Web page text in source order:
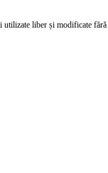
utilizate liber și modificate